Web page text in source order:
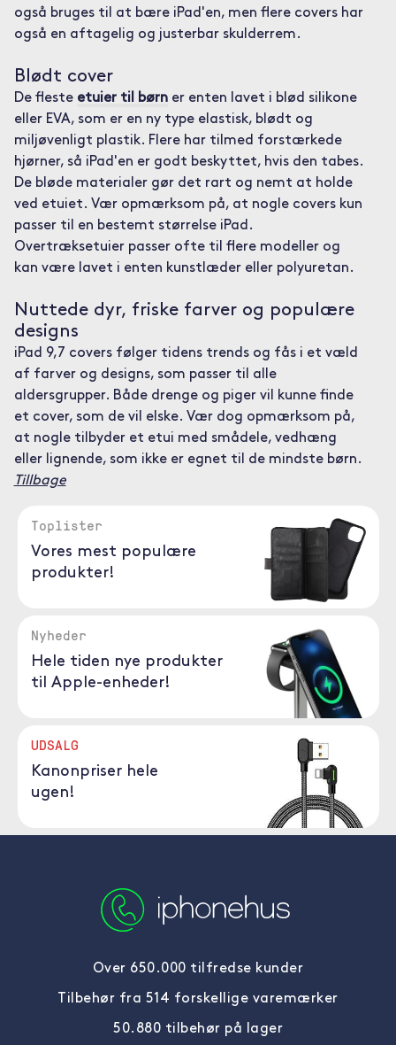
også bruges til at bære iPad'en, men flere covers har
også en aftagelig og justerbar skulderrem.
Blødt cover
De fleste etuier til børner enten lavet i blød silikone
eller EVA, som er en ny type elastisk, blødt og
miljøvenligt plastik. Flere har tilmed forstærkede
hjørner, så iPad'en er godt beskyttet, hvis den tabes.
De bløde materialer gør det rart og nemt at holde
ved etuiet. Vær opmærksom på, at nogle covers kun
passer til en bestemt størrelse iPad.
Overtræksetuier passer ofte til flere modeller og
kan være lavet i enten kunstlæder eller polyuretan.
Nuttede dyr, friske farver og populære
designs
iPad 9,7 covers følger tidens trends og fås i et væld
af farver og designs, som passer til alle
aldersgrupper. Både drenge og piger vil kunne finde
et cover, som de vil elske. Vær dog opmærksom på,
at nogle tilbyder et etui med smådele, vedhæng
eller lignende, som ikke er egnet til de mindste børn.
Tillbage
Toplister
Vores mest populære
produkter!
Nyheder
Hele tiden nye produkter
til Apple-enheder!
UDSALG
Kanonpriser hele
ugen!
Over 650.000 tilfredse kunder
Tilbehør fra 514 forskellige varemærker
50.880 tilbehør på lager